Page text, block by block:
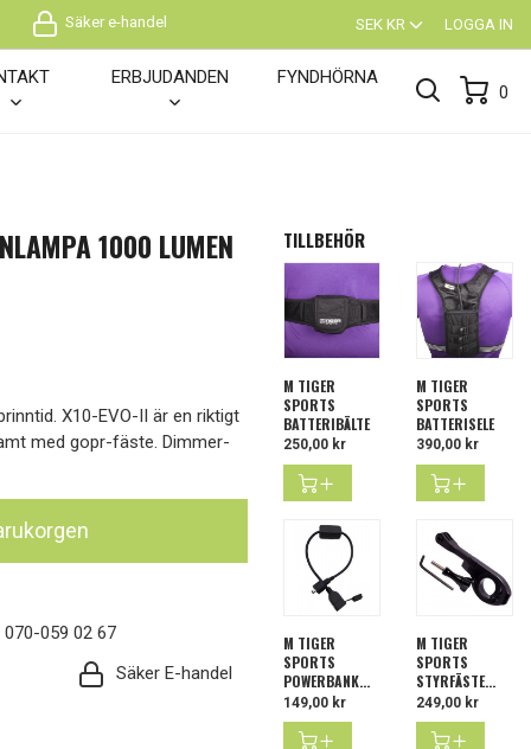
Säker e-handel SEK KR LOGGA IN
ERBJUDANDEN FYNDHÖRNA
0
1000 LUMEN
X10-EVO-II är en riktigt
med gopr-fäste. Dimmer-
059 02 67
Säker E-handel
TILLBEHÖR
M TIGER
SPORTS
BATTERIBÄLTE
Pris
250,00 kr
M TIGER
SPORTS
BATTERISELE
Pris
390,00 kr
M TIGER
SPORTS
POWERBANK...
Pris
149,00 kr
M TIGER
SPORTS
STYRFÄSTE...
Pris
249,00 kr